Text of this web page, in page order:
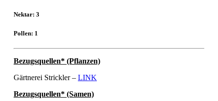
Nektar: 3
Pollen: 1
Bezugsquellen* (Pflanzen)
Gärtnerei Strickler – LINK
Bezugsquellen* (Samen)